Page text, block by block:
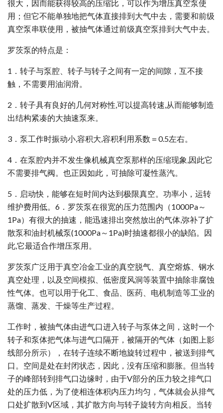
很大，因而能获得较高的压缩比，可以作为增压真空泵使
用；但它不能单独地把气体直接排到大气中去，需要和前级
真空泵串联使用，被抽气体通过前级真空泵排到大气中去。
罗茨泵的特点是：
1．转子与泵腔、转子与转子之间有一定的间隙，互不接
触，不需要用油润滑。
2．转子具有良好的几何对称性,可以提高转速,从而能够制造
出结构紧凑的大抽速泵来。
3．泵工作时振动小,容积大,容积利用系数＝0.5左右。
4．在泵腔内并不发生像机械真空泵那样的压缩现象,因此它
不需要排气阀。也正因如此，可抽除可凝性蒸汽。
5．启动快，能够在短时间内达到极限真空。功率小，运转
维护费用低。6．罗茨泵在很宽的压力范围内（1000Pa～
1Pa）有很大的抽速，能迅速排出突然放出的气体,弥补了扩
散泵和油封机械泵(1000Pa～1Pa)时抽速都很小的缺陷。因
此,它最适合作增压泵用。
罗茨泵广泛用于真空冶金工业的真空脱气、真空熔炼、钢水
真空处理，以及空间模拟、低密度风洞等装置中抽除非腐蚀
性气体。也可以用于化工、食品、医药、电机制造等工业的
蒸馏、蒸发、干燥等生产过程。
工作时，被抽气体由进气口进入转子与泵体之间，这时一个
转子和泵体把气体与进气口隔开，被隔开的气体（如图上影
线部分所示），在转子连续不断地旋转过程中，被送到排气
口。空间是处在封闭状态，因此，没有压缩和膨胀。但当转
子的峰部转到排气口边缘时，由于V部分的压力较之排气口
处的压力低，为了使相连体积内压力均匀，气体就会从排气
口处扩散到V区域，其扩散方向与转子旋转方向相反。当转